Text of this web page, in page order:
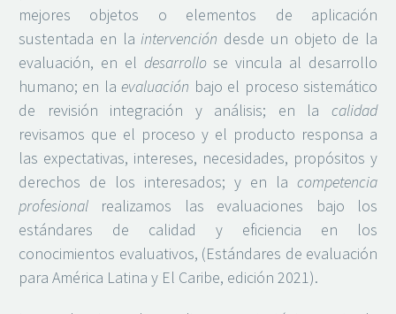
mejores objetos o elementos de aplicación
sustentada en laintervención desde un objeto de la
evaluación, en el desarrollo se vincula al desarrollo
humano; en laevaluación bajo el proceso sistemático
de revisión integración y análisis; en la calidad
revisamos que el proceso y el producto responsa a
las expectativas, intereses, necesidades, propósitos y
derechos de los interesados; y en la competencia
profesional realizamos las evaluaciones bajo los
estándares de calidad y eficiencia en los
conocimientos evaluativos, (Estándares de evaluación
para América Latina y El Caribe, edición 2021).